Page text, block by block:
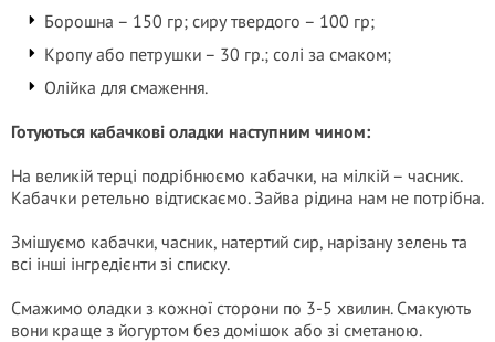
Борошна – 150 гр; сиру твердого – 100 гр;
Кропу або петрушки – 30 гр.; солі за смаком;
Олійка для смаження.
Готуються кабачкові оладки наступним чином:
На великій терці подрібнюємо кабачки, на мілкій – часник.
Кабачки ретельно відтискаємо. Зайва рідина нам не потрібна.
Змішуємо кабачки, часник, натертий сир, нарізану зелень та
всі інші інгредієнти зі списку.
Смажимо оладки з кожної сторони по 3-5 хвилин. Смакують
вони краще з йогуртом без домішок або зі сметаною.